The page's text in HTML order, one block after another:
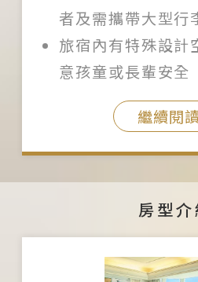
者及需攜帶大型行
旅宿內有特殊設計
意孩童或長輩安全
繼續閱
房型介